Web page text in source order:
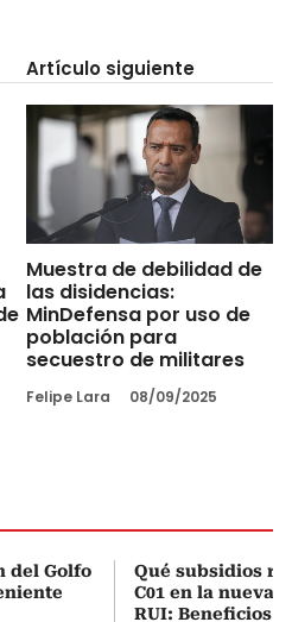
Artículo siguiente
Muestra de debilidad de
las disidencias:
MinDefensa por uso de
población para
secuestro de militares
Felipe Lara 08/09/2025
del Golfo
Qué subsidios
C01 en la nueva
RUI: Beneficios